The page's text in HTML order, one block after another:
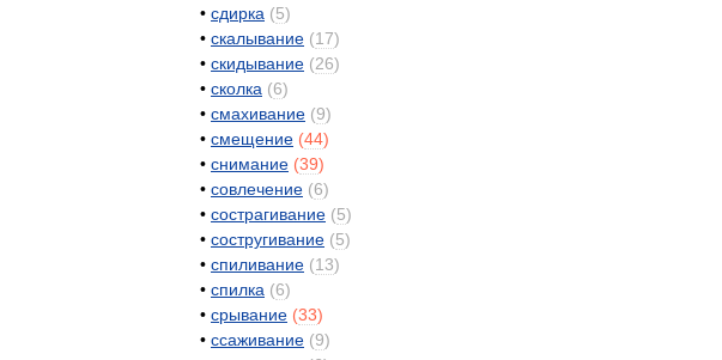
• сдирка (5)
• скалывание (17)
• скидывание (26)
• сколка (6)
• смахивание (9)
• смещение (44)
• снимание (39)
• совлечение (6)
• сострагивание (5)
• состругивание (5)
• спиливание (13)
• спилка (6)
• срывание (33)
• ссаживание (9)